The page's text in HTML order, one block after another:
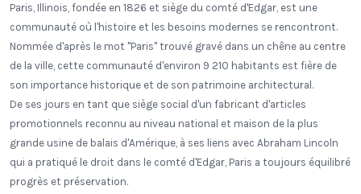
Paris, Illinois, fondée en 1826 et siège du comté d'Edgar, est une
communauté où l'histoire et les besoins modernes se rencontront.
Nommée d'après le mot "Paris" trouvé gravé dans un chêne au centre
de la ville, cette communauté d'environ 9 210 habitants est fière de
son importance historique et de son patrimoine architectural.
De ses jours en tant que siège social d'un fabricant d'articles
promotionnels reconnu au niveau national et maison de la plus
grande usine de balais d'Amérique, à ses liens avec Abraham Lincoln
qui a pratiqué le droit dans le comté d'Edgar, Paris a toujours équilibré
progrès et préservation.